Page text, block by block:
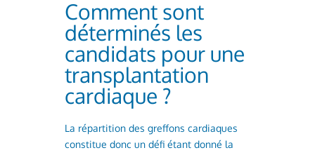
Comment sont
déterminés les
candidats pour une
transplantation
cardiaque ?
La répartition des greffons cardiaques
constitue donc un défi étant donné la